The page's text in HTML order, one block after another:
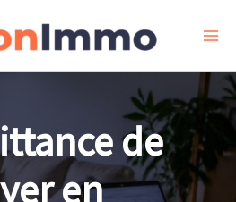
de
en